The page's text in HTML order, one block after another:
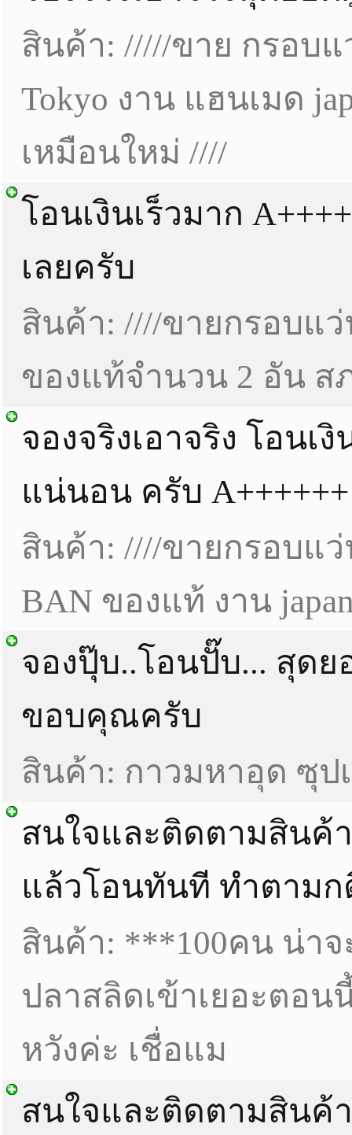
สินค้า: /////ขาย กรอบ
Tokyo งาน แฮนเมด
เหมือนใหม่ ////
โอนเงินเร็วมาก
เลยครับ
สินค้า: ////ขายกรอบแว่
ของแท้จำนวน 2 อัน ส
จองจริงเอาจริง โอนเ
แน่นอน ครับ A++++++
สินค้า: ////ขายกรอบแว่
BAN ของแท้ งาน
จองปุ๊บ..โอนปั๊บ... สุด
ขอบคุณครับ
สินค้า: กาวมหาอุด ซุป
สนใจและติดตามสินค้
แล้วโอนทันที ทำตามก
สินค้า: ***100คน น่าจ
ปลาสลิดเข้าเยอะตอน
หวังค่ะ เชื่อแม
สนใจและติดตามสินค้